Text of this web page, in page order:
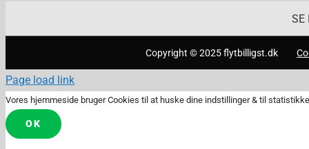
SE
Copyright © 2025 flytbilligst.dk
Page load link
Vores hjemmeside bruger Cookies til at huske dine indstillinger & til
OK